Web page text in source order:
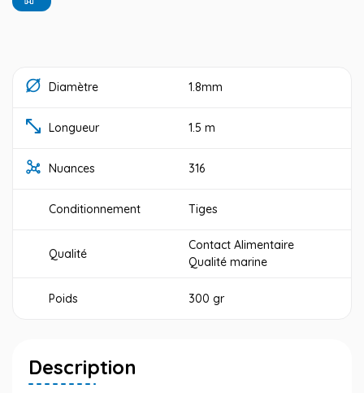
Diamètre 1.8mm
Longueur 1.5 m
Nuances 316
Conditionnement Tiges
Qualité
Contact Alimentaire
Qualité marine
Poids 300 gr
Description